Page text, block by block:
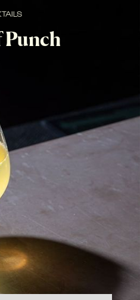
idroalcolico al passion
d'acero e anice stellato.